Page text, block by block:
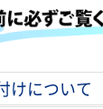
けについて